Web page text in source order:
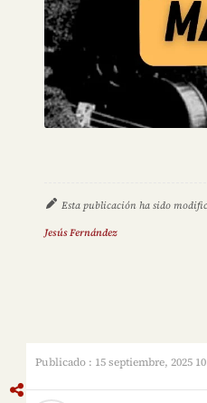
Esta publicación ha sido
Jesús Fernández
Publicado : 15 septiembre, 2025